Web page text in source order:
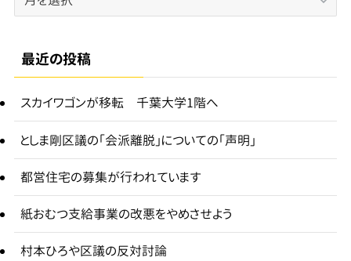
ー
イ
ブ
最近の投稿
スカイワゴンが移転 千葉大学1階へ
としま剛区議の「会派離脱」についての「声明」
都営住宅の募集が行われています
紙おむつ支給事業の改悪をやめさせよう
村本ひろや区議の反対討論